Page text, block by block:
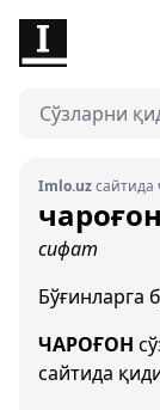
Imlo.uzсайтида
чароғон
сифат
Бўғинларга
ЧАРОҒОН
сайтида